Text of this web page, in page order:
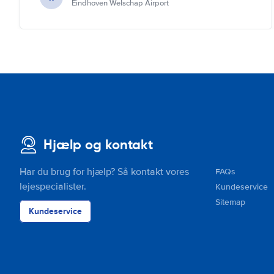
Eindhoven Welschap Airport
Hjælp og kontakt
Har du brug for hjælp? Så kontakt vores
lejespecialister.
Kundeservice
FAQs
Kundeservice
Sitemap